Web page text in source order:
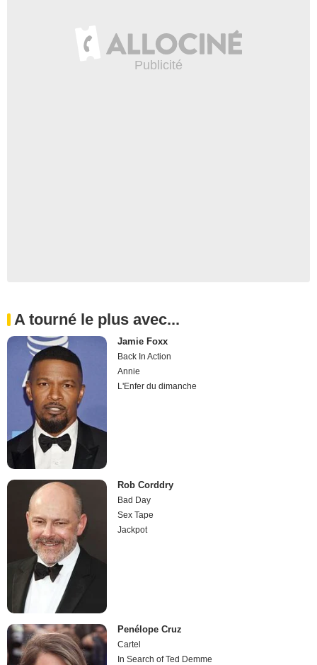
A tourné le plus avec...
Jamie Foxx
Back In Action
Annie
L'Enfer du dimanche
Rob Corddry
Bad Day
Sex Tape
Jackpot
Penélope Cruz
Cartel
In Search of Ted Demme